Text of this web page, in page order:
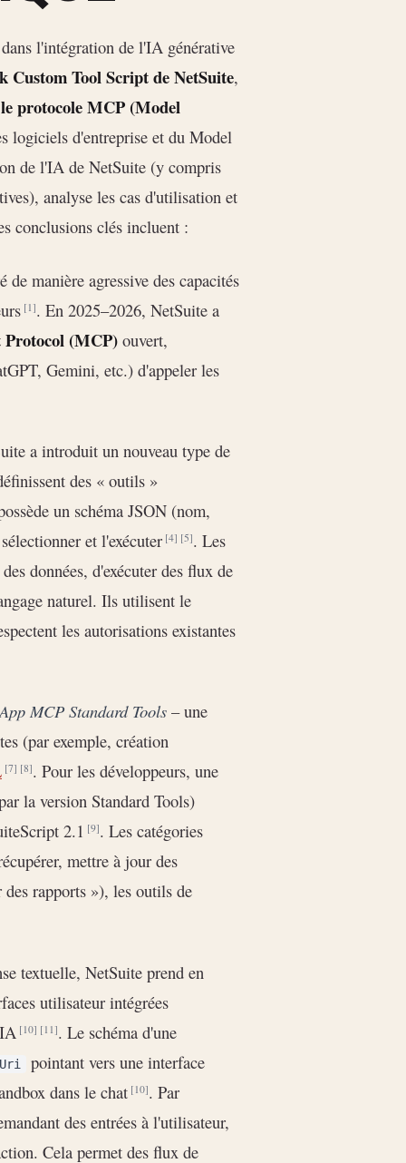
l'intégration de l'IA générative
Custom Tool Script de NetSuite,
protocole MCP (Model
logiciels d'entreprise et du Model
de l'IA de NetSuite (y compris
analyse les cas d'utilisation et
conclusions clés incluent :
manière agressive des capacités
[1]. En 2025–2026, NetSuite a
(MCP)ouvert,
Gemini, etc.) d'appeler les
a introduit un nouveau type de
des « outils »
un schéma JSON (nom,
et l'exécuter[4] [5]. Les
données, d'exécuter des flux de
naturel. Ils utilisent le
les autorisations existantes
MCP Standard Tools – une
(par exemple, création
[7] [8]. Pour les développeurs, une
la version Standard Tools)
2.1[9]. Les catégories
mettre à jour des
rapports »), les outils de
textuelle, NetSuite prend en
utilisateur intégrées
[10] [11]. Le schéma d'une
pointant vers une interface
dans le chat[10]. Par
des entrées à l'utilisateur,
Cela permet des flux de